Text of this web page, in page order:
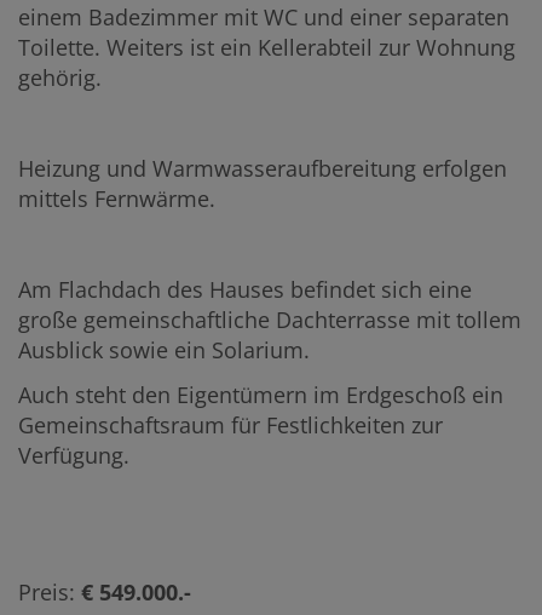
einem Badezimmer mit WC und einer separaten
Toilette. Weiters ist ein Kellerabteil zur Wohnung
gehörig.
Heizung und Warmwasseraufbereitung erfolgen
mittels Fernwärme.
Am Flachdach des Hauses befindet sich eine
große gemeinschaftliche Dachterrasse mit tollem
Ausblick sowie ein Solarium.
Auch steht den Eigentümern im Erdgeschoß ein
Gemeinschaftsraum für Festlichkeiten zur
Verfügung.
Preis: € 549.000.-